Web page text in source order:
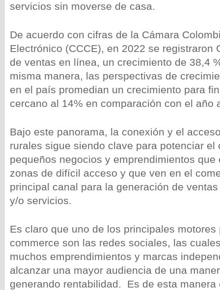
servicios sin moverse de casa.
De acuerdo con cifras de la Cámara
Electrónico (CCCE), en 2022 se registraron
de ventas en línea, un crecimiento de 38,4
misma manera, las perspectivas de
en el país promedian un crecimiento para
cercano al 14% en comparación con el año
Bajo este panorama, la conexión y el
rurales sigue siendo clave para potenciar el
pequeños negocios y emprendimientos que
zonas de difícil acceso y que ven en el
principal canal para la generación de
y/o servicios.
Es claro que uno de los principales
commerce son las redes sociales, las
muchos emprendimientos y marcas
alcanzar una mayor audiencia de una
generando rentabilidad. Es de esta manera